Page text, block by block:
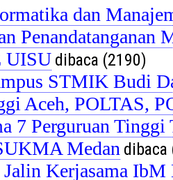
dan
Penandatanganan
UISU dibaca (2190)
STMIK Budi
Aceh, POLTAS,
7 Perguruan
Medan dibaca
Kerjasama